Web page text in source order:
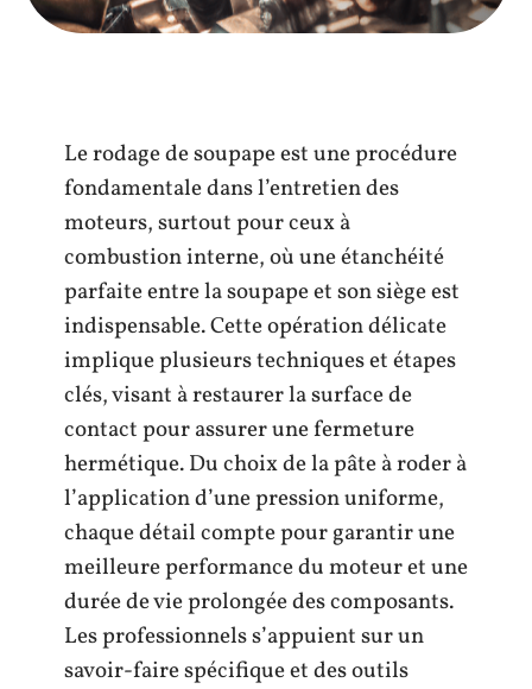
Le rodage de soupape est une procédure
fondamentale dans l’entretien des
moteurs, surtout pour ceux à
combustion interne, où une étanchéité
parfaite entre la soupape et son siège est
indispensable. Cette opération délicate
implique plusieurs techniques et étapes
clés, visant à restaurer la surface de
contact pour assurer une fermeture
hermétique. Du choix de la pâte à roder à
l’application d’une pression uniforme,
chaque détail compte pour garantir une
meilleure performance du moteur et une
durée de vie prolongée des composants.
Les professionnels s’appuient sur un
savoir-faire spécifique et des outils